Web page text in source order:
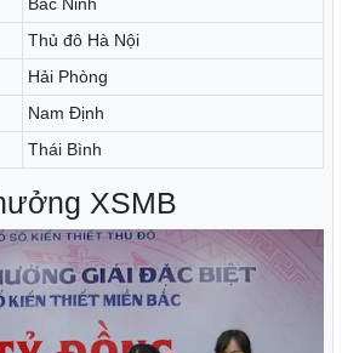
Thủ đô Hà Nội
Hải Phòng
Nam Định
Thái Bình
XSMB